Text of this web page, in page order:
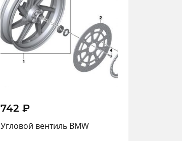
742 ₽
Угловой вентиль BMW